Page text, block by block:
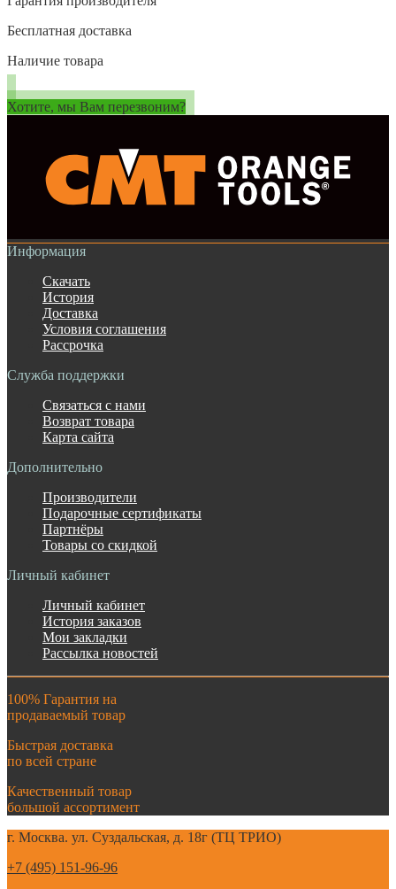
Бесплатная доставка
Наличие товара
Хотите, мы Вам перезвоним?
Информация
Скачать
История
Доставка
Условия соглашения
Рассрочка
Служба поддержки
Связаться с нами
Возврат товара
Карта сайта
Дополнительно
Производители
Подарочные сертификаты
Партнёры
Товары со скидкой
Личный кабинет
Личный кабинет
История заказов
Мои закладки
Рассылка новостей
100% Гарантия на
продаваемый товар
Быстрая доставка
по всей стране
Качественный товар
большой ассортимент
г. Москва. ул. Суздальская, д. 18г (ТЦ ТРИО)
+7 (495) 151-96-96